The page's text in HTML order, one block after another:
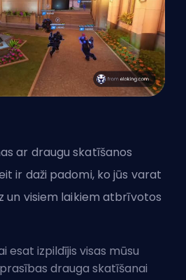
ar draugu skatīšanos
ir daži padomi, ko jūs varat
un visiem laikiem atbrīvotos
esat izpildījis visas mūsu
drauga skatīšanai